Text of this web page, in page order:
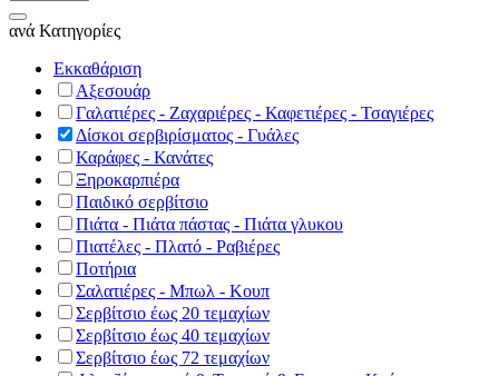
ανά Κατηγορίες
Εκκαθάριση
Αξεσουάρ
Γαλατιέρες - Ζαχαριέρες - Καφετιέρες - Τσαγιέρες
Δίσκοι σερβιρίσματος - Γυάλες
Καράφες - Κανάτες
Ξηροκαρπιέρα
Παιδικό σερβίτσιο
Πιάτα - Πιάτα πάστας - Πιάτα γλυκου
Πιατέλες - Πλατό - Ραβιέρες
Ποτήρια
Σαλατιέρες - Μπωλ - Κουπ
Σερβίτσιο έως 20 τεμαχίων
Σερβίτσιο έως 40 τεμαχίων
Σερβίτσιο έως 72 τεμαχίων